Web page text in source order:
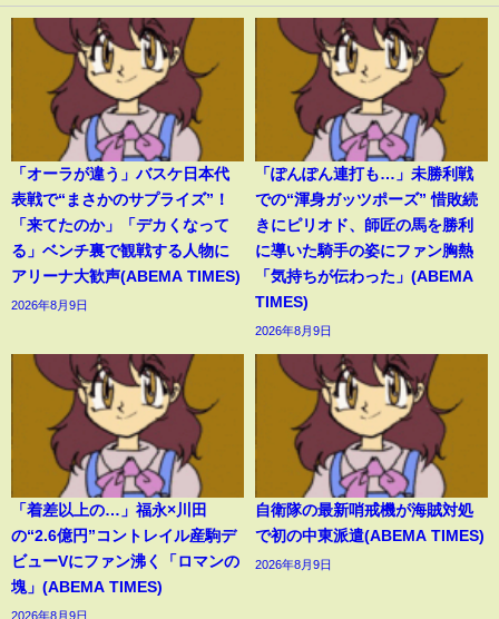
「オーラが違う」バスケ日本代
表戦で“まさかのサプライズ”！
「来てたのか」「デカくなって
る」ベンチ裏で観戦する人物に
アリーナ大歓声(ABEMA TIMES)
2026年8月9日
「ぽんぽん連打も…」未勝利戦
での“渾身ガッツポーズ” 惜敗続
きにピリオド、師匠の馬を勝利
に導いた騎手の姿にファン胸熱
「気持ちが伝わった」(ABEMA
TIMES)
2026年8月9日
「着差以上の…」福永×川田
の“2.6億円”コントレイル産駒デ
ビューVにファン沸く「ロマンの
塊」(ABEMA TIMES)
2026年8月9日
自衛隊の最新哨戒機が海賊対処
で初の中東派遣(ABEMA TIMES)
2026年8月9日